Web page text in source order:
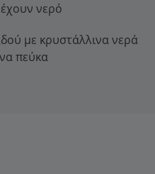
έχουν νερό
με κρυστάλλινα νερά
πεύκα